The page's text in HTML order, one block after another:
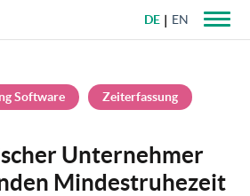
DE EN
Software Zeiterfassung
Unternehmer
Mindestruhezeit